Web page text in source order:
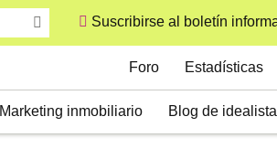
Suscribirse al boletín
Marketing inmobiliario Blog de idealista
Foro Estadísticas